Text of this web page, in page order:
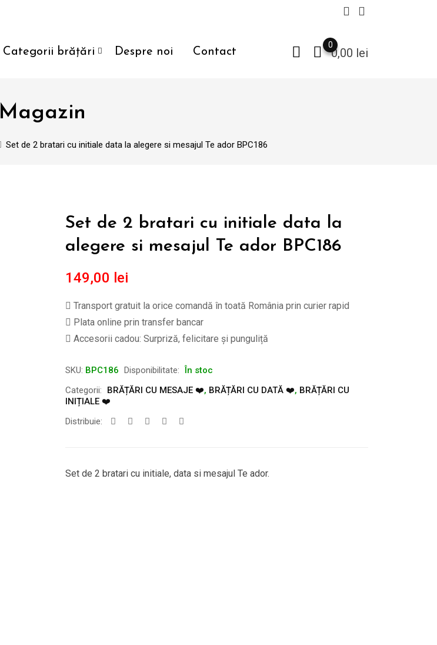
Categorii brățări Despre noi Contact 0,00 lei
0
Magazin
Set de 2 bratari cu initiale data la alegere si mesajul Te ador BPC186
Set de 2 bratari cu initiale data la
alegere si mesajul Te ador BPC186
149,00 lei
Transport gratuit la orice comandă în toată România prin curier rapid
Plata online prin transfer bancar
Accesorii cadou: Surpriză, felicitare și punguliță
SKU: BPC186 Disponibilitate: În stoc
Categorii:
BRĂȚĂRI CU MESAJE ❤️, BRĂȚĂRI CU DATĂ ❤️, BRĂȚĂRI CU
INIȚIALE ❤️
Distribuie:
Set de 2 bratari cu initiale, data si mesajul Te ador.